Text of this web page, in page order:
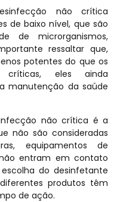
não crítica
de baixo nível, que são
de microrganismos,
ressaltar que,
potentes do que os
críticas, eles ainda
manutenção da saúde
não crítica é a
não são consideradas
equipamentos de
entram em contato
do desinfetante
produtos têm
de ação.